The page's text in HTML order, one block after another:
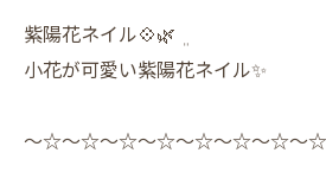
紫陽花ネイル💠🌿‬ ܸ
小花が可愛い紫陽花ネイル✨️
〜☆〜☆〜☆〜☆〜☆〜☆〜☆〜